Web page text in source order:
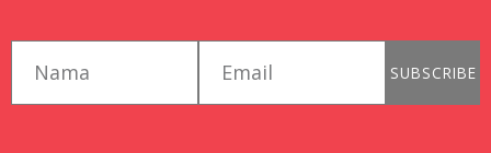
SUBSCRIBE